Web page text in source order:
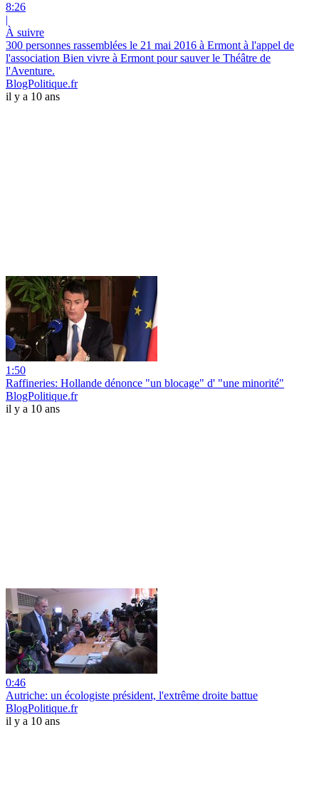
8:26
|
À suivre
300 personnes rassemblées le 21 mai 2016 à Ermont à l'appel de
l'association Bien vivre à Ermont pour sauver le Théâtre de
l'Aventure.
BlogPolitique.fr
il y a 10 ans
1:50
Raffineries: Hollande dénonce "un blocage" d' "une minorité"
BlogPolitique.fr
il y a 10 ans
0:46
Autriche: un écologiste président, l'extrême droite battue
BlogPolitique.fr
il y a 10 ans